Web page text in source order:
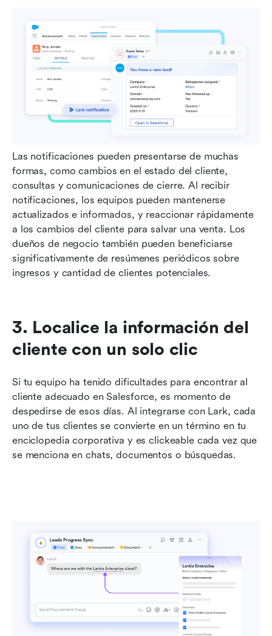
Las notificaciones pueden presentarse de muchas
formas, como cambios en el estado del cliente,
consultas y comunicaciones de cierre. Al recibir
notificaciones, los equipos pueden mantenerse
actualizados e informados, y reaccionar rápidamente
a los cambios del cliente para salvar una venta. Los
dueños de negocio también pueden beneficiarse
significativamente de resúmenes periódicos sobre
ingresos y cantidad de clientes potenciales.
3. Localice la información del
cliente con un solo clic
Si tu equipo ha tenido dificultades para encontrar al
cliente adecuado en Salesforce, es momento de
despedirse de esos días. Al integrarse con Lark, cada
uno de tus clientes se convierte en un término en tu
enciclopedia corporativa y es clickeable cada vez que
se menciona en chats, documentos o búsquedas.